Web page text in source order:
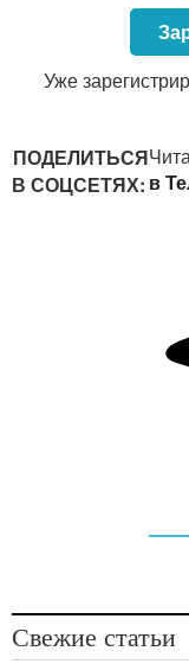
Уже
ПОДЕЛИТЬСЯ
В СОЦСЕТЯХ: в
Свежие статьи